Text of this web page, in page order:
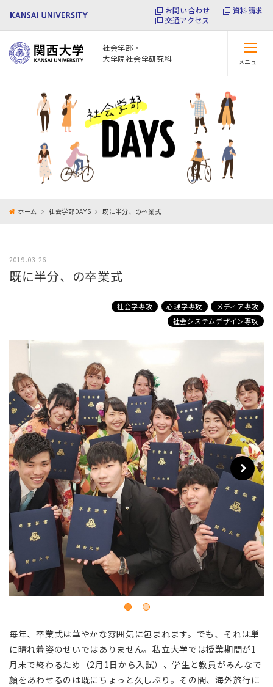
お問い合わせ
資料請求
交通アクセス
社会学部・
大学院社会学研究科
メニュー
ホーム 社会学部DAYS 既に半分、の卒業式
2019.03.26
既に半分、の卒業式
社会学専攻 心理学専攻
メディア専攻
社会システムデザイン専攻
Next
毎年、卒業式は華やかな雰囲気に包まれます。でも、それは単
に晴れ着姿のせいではありません。私立大学では授業期間が1
月末で終わるため（2月1日から入試）、学生と教員がみんなで
顔をあわせるのは既にちょっと久しぶり。その間、海外旅行に